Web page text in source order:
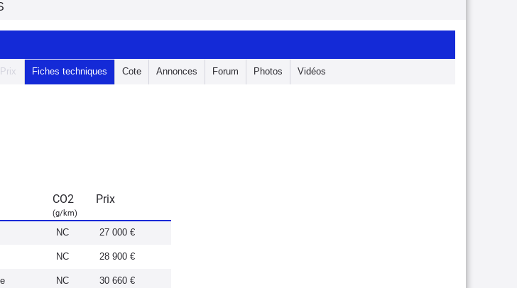
Prix Fiches techniques Cote Annonces Forum Photos Vidéos
CO2
(g/km)
Prix
NC 27 000 €
NC 28 900 €
NC 30 660 €